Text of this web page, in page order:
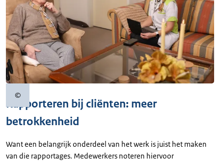
©Copyrightinformatie
Rapporteren bij cliënten: meer
betrokkenheid
Want een belangrijk onderdeel van het werk is juist het maken
van die rapportages. Medewerkers noteren hiervoor